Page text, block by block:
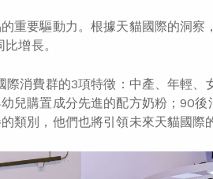
重要驅動力。根據天貓國際的洞察
增長。
消費群的3項特徵：中產、年輕、
兒購置成分先進的配方奶粉；90後
類別，他們也將引領未來天貓國際